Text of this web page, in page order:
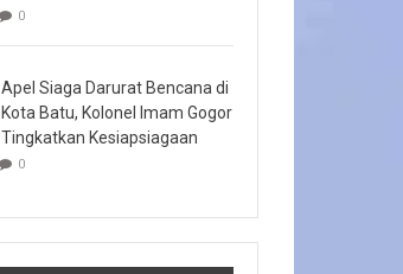
0
Apel Siaga Darurat Bencana di
Kota Batu, Kolonel Imam Gogor
Tingkatkan Kesiapsiagaan
0